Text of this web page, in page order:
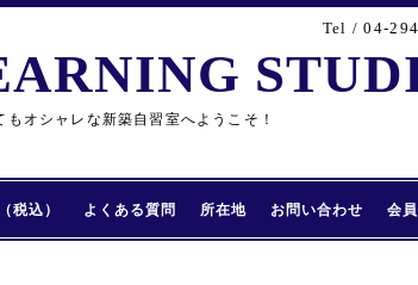
Tel / 04-
オシャレな新築自習室へようこそ！
税込） よくある質問 所在地 お問い合わせ 会